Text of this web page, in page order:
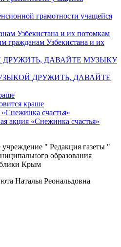
грамотности учащейся
гражданам Узбекистана и их
ДРУЖИТЬ, ДАВАЙТЕ
краше
акция «Снежинка счастья»
" Редакция газеты "
образования
Крым
Наталья Реональдовна